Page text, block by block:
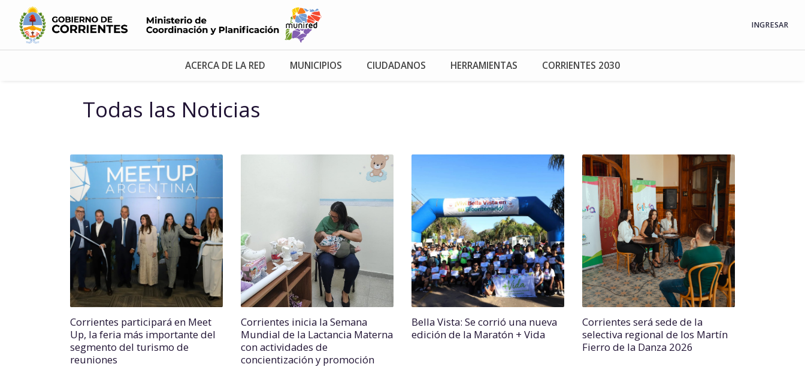
INGRESAR
ACERCA DE LA RED MUNICIPIOS CIUDADANOS HERRAMIENTAS CORRIENTES 2030
Todas las Noticias
Corrientes participará en Meet
Up, la feria más importante del
segmento del turismo de
reuniones
Corrientes inicia la Semana
Mundial de la Lactancia Materna
con actividades de
concientización y promoción
Bella Vista: Se corrió una nueva
edición de la Maratón + Vida
Corrientes será sede de la
selectiva regional de los Martín
Fierro de la Danza 2026